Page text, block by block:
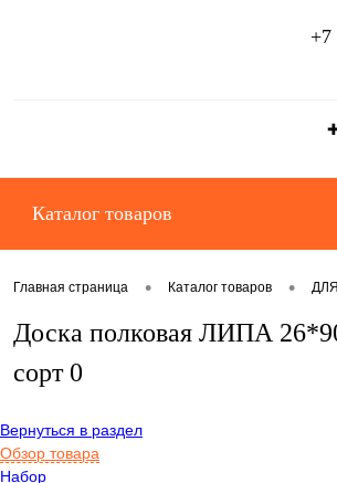
+7
Каталог товаров
Главная страница • Каталог товаров •
Доска полковая ЛИПА
сорт 0
Вернуться в раздел
Обзор товара
Набор